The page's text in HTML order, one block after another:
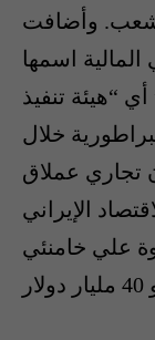
وأضافت
اسمها
“هيئة تنفيذ
خلال
تجاري عملاق
الإيراني
علي خامنئي